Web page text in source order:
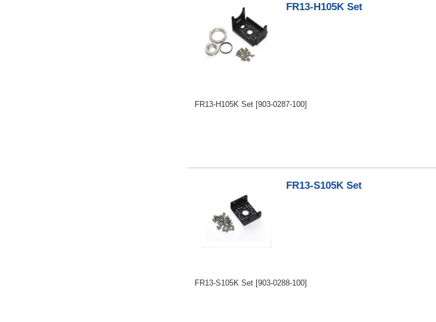
FR13-H105K Set
FR13-H105K Set [903-0287-100]
FR13-S105K Set
FR13-S105K Set [903-0288-100]